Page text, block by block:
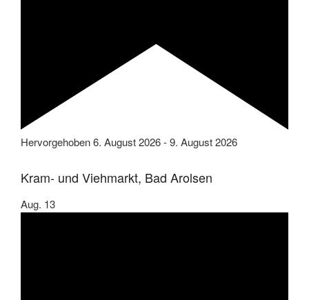
Hervorgehoben6. August 2026-9. August 2026
Kram- und Viehmarkt, Bad Arolsen
Aug. 13